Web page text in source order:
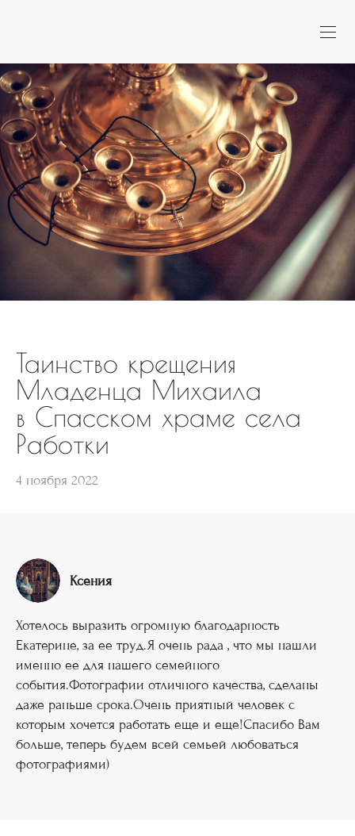
Таинство крещения
Младенца Михаила
в Спасском храме села
Работки
4 ноября 2022
Ксения
Хотелось выразить огромную благодарность
Екатерине, за ее труд.Я очень рада , что мы нашли
именно ее для нашего семейного
события.Фотографии отличного качества, сделаны
даже раньше срока.Очень приятный человек с
которым хочется работать еще и еще!Спасибо Вам
больше, теперь будем всей семьей любоваться
фотографиями)